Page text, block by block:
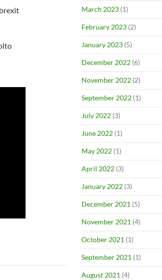
March 2023 (1)
February 2023 (2)
January 2023 (5)
December 2022 (6)
November 2022 (2)
September 2022 (1)
July 2022 (3)
June 2022 (1)
May 2022 (1)
April 2022 (3)
January 2022 (3)
December 2021 (5)
November 2021 (4)
October 2021 (1)
September 2021 (1)
August 2021 (4)